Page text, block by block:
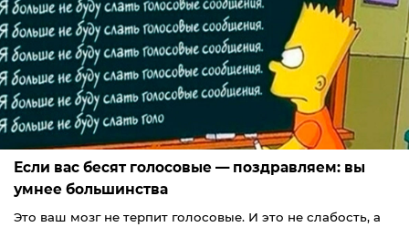
Если вас бесят голосовые — поздравляем: вы
умнее большинства
Это ваш мозг не терпит голосовые. И это не слабость, а